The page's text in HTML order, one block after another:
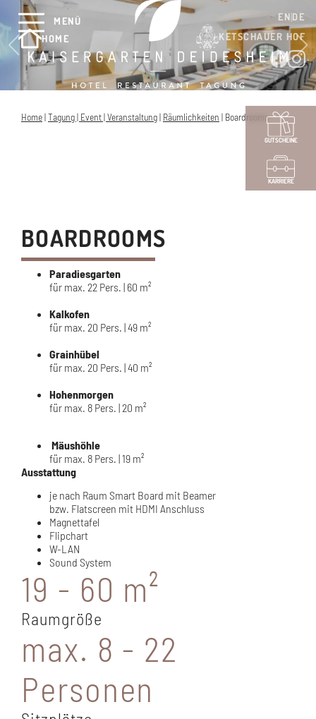
MENÜ
HOME
KETSCHAUER HOF
EN DE
GUTSCHEINE
KARRIERE
Home|Tagung | Event | Veranstaltung| Räumlichkeiten | Boardrooms
BOARDROOMS
Paradiesgarten
für max. 22 Pers. | 60 m²
Kalkofen
für max. 20 Pers. | 49 m²
Grainhübel
für max. 20 Pers. | 40 m²
Hohenmorgen
für max. 8 Pers. | 20 m²
Mäushöhle
für max. 8 Pers. | 19 m²
Ausstattung
je nach Raum Smart Board mit Beamer
bzw. Flatscreen mit HDMI Anschluss
Magnettafel
Flipchart
W-LAN
Sound System
19 - 60 m²
Raumgröße
max. 8 - 22
Personen